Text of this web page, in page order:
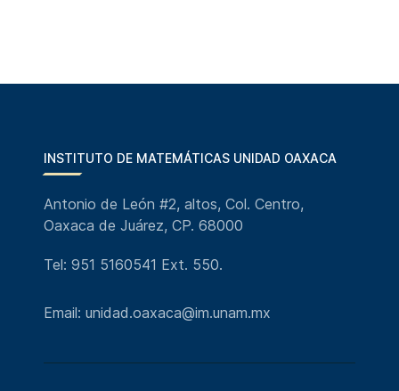
INSTITUTO DE MATEMÁTICAS UNIDAD OAXACA
Antonio de León #2, altos, Col. Centro,
Oaxaca de Juárez, CP. 68000
Tel: 951 5160541 Ext. 550.
Email: unidad.oaxaca@im.unam.mx